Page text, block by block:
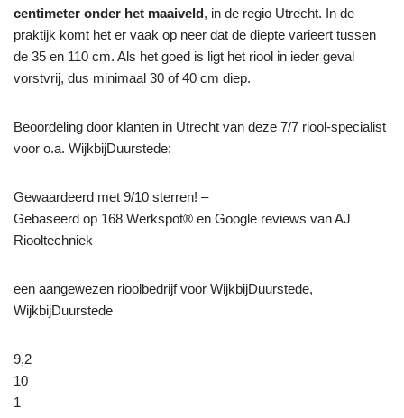
centimeter onder het maaiveld, in de regio Utrecht. In de
praktijk komt het er vaak op neer dat de diepte varieert tussen
de 35 en 110 cm. Als het goed is ligt het riool in ieder geval
vorstvrij, dus minimaal 30 of 40 cm diep.
Beoordeling door klanten in Utrecht van deze 7/7 riool-specialist
voor o.a. WijkbijDuurstede:
Gewaardeerd met 9/10 sterren! –
Gebaseerd op 168 Werkspot® en Google reviews van AJ
Riooltechniek
een aangewezen rioolbedrijf voor WijkbijDuurstede,
WijkbijDuurstede
9,2
10
1